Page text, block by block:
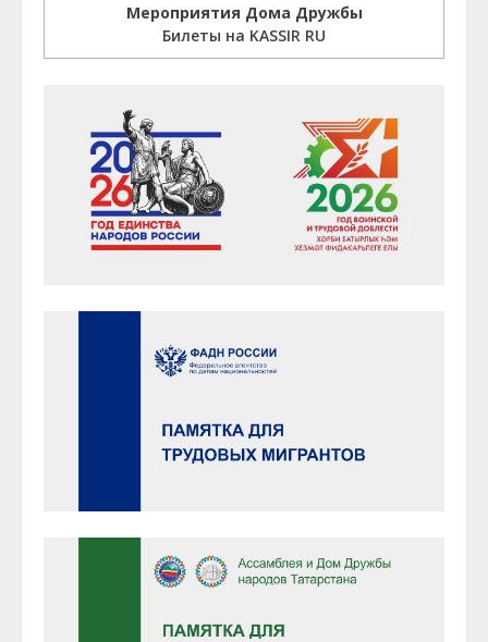
Мероприятия Дома Дружбы
Билеты на KASSIR RU